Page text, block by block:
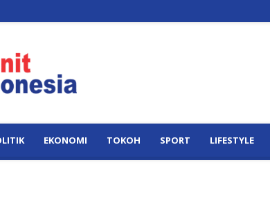
EKONOMI TOKOH SPORT LIFESTYLE